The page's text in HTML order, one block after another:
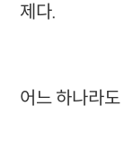
제다.
어느 하나라